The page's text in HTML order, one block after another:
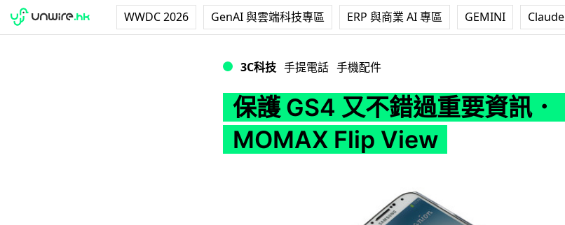
WWDC 2026 GenAI 與雲端科技專區 ERP 與商業 AI 專區 GEMINI Claude
3C科技 手提電話 手機配件
保護 GS4 又不錯過重要資訊．
MOMAX Flip View